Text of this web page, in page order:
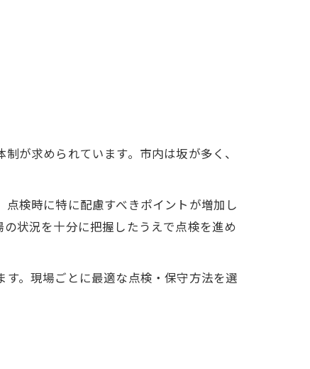
が求められています。市内は坂が多く、
検時に特に配慮すべきポイントが増加し
状況を十分に把握したうえで点検を進め
。現場ごとに最適な点検・保守方法を選